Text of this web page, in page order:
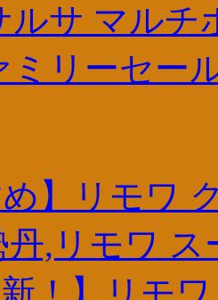
ルサ マル
ミリーセー
め】リモワ
丹,リモワ